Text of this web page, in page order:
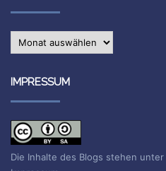
Archiv
IMPRESSUM
Die Inhalte des Blogs stehen unter